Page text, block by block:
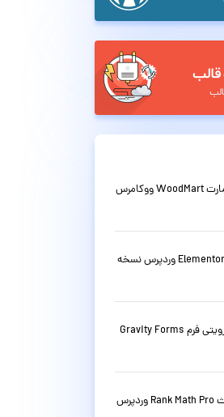
قالب فروشگاهی چندمنظوره وودمارت WoodMart ووکامرس
افزونه صفحه ساز المنتور پرو Elementor Pro وردپرس نسخه
افزونه فرم ساز حرفه ای وردپرس گرویتی فرم Gravity Forms
دانلود افزونه سئو حرفه ای رنک مث Rank Math Pro وردپرس